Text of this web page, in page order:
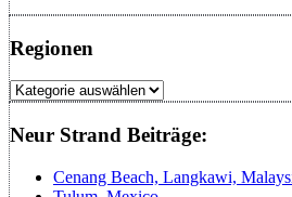
Regionen
Regionen
Neur Strand Beiträge:
Cenang Beach, Langkawi,